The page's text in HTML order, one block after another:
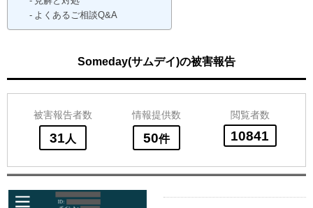
よくあるご相談Q&A
Someday(サムデイ)の被害報告
被害報告者数
31 人
情報提供数
50件
閲覧者数
10841